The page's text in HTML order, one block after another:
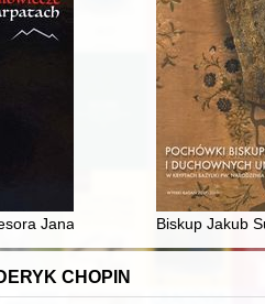
Jana Machnika (1930-2023)
Biskup Jakub
CHOPIN